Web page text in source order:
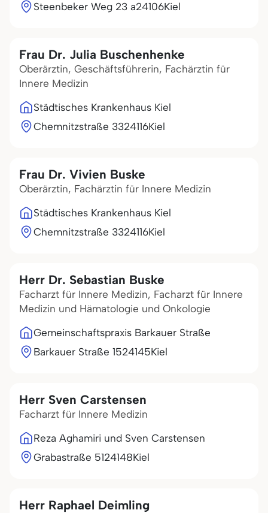
Steenbeker Weg 23 a24106Kiel
Frau Dr. Julia Buschenhenke
Oberärztin, Geschäftsführerin, Fachärztin für
Innere Medizin
Städtisches Krankenhaus Kiel
Chemnitzstraße 3324116Kiel
Frau Dr. Vivien Buske
Oberärztin, Fachärztin für Innere Medizin
Städtisches Krankenhaus Kiel
Chemnitzstraße 3324116Kiel
Herr Dr. Sebastian Buske
Facharzt für Innere Medizin, Facharzt für Innere
Medizin und Hämatologie und Onkologie
Gemeinschaftspraxis Barkauer Straße
Barkauer Straße 1524145Kiel
Herr Sven Carstensen
Facharzt für Innere Medizin
Reza Aghamiri und Sven Carstensen
Grabastraße 5124148Kiel
Herr Raphael Deimling